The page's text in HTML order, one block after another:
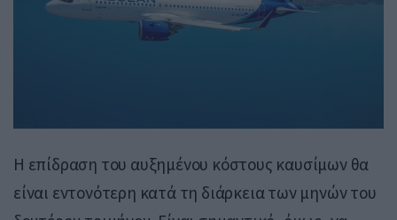
Η επίδραση του αυξημένου κόστους καυσίμων θα
είναι εντονότερη κατά τη διάρκεια των μηνών του